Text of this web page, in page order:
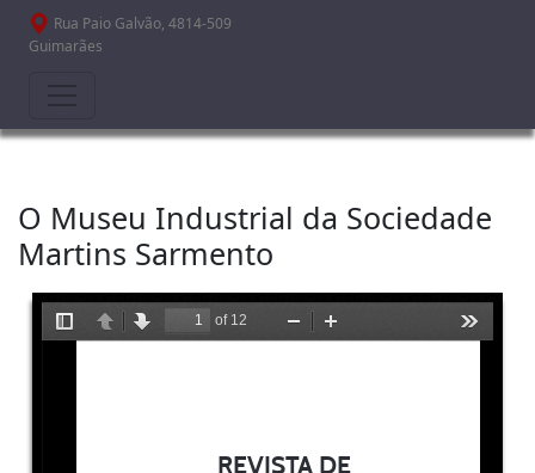
Passar para o conteúdo principal
Rua Paio Galvão, 4814-509
Guimarães
O Museu Industrial da Sociedade
Martins Sarmento